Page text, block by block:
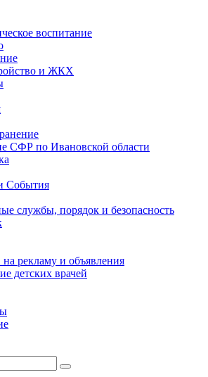
воспитание
и ЖКХ
СФР по Ивановской области
События
службы, порядок и безопасность
на рекламу и объявления
детских врачей
Поиск